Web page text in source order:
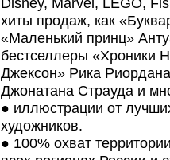
Disney, Marvel, LEGO,
хиты продаж, как
«Маленький принц»
бестселлеры «Хроники
Джексон» Рика
Джонатана Страуда и
● иллюстрации от
художников.
● 100% охват